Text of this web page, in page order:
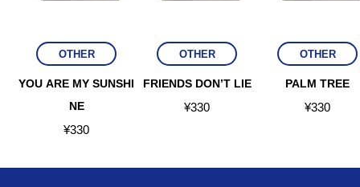
OTHER
YOU ARE MY SUNSHI
NE
¥330
OTHER
FRIENDS DON’T LIE
¥330
OTHER
PALM TREE
¥330